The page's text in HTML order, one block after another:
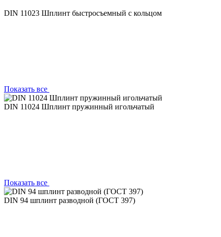
DIN 11023 Шплинт быстросъемный с кольцом
Показать все
DIN 11024 Шплинт пружинный игольчатый
Показать все
DIN 94 шплинт разводной (ГОСТ 397)